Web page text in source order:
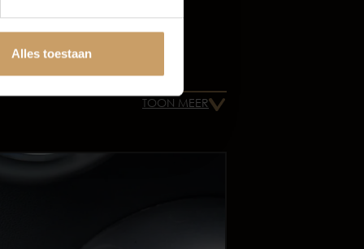
Alles toestaan
Dakspoiler
automatisch
TOON MEER